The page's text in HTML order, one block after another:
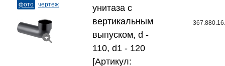
фото чертеж
унитаза с
вертикальным
выпуском, d -
110, d1 - 120
[Артикул: